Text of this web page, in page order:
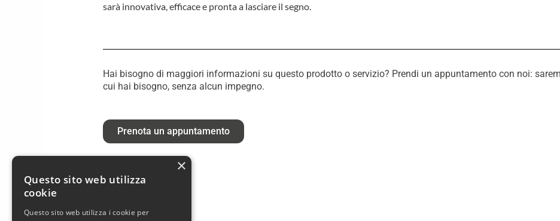
sarà innovativa, efficace e pronta a lasciare il segno.
Hai bisogno di maggiori informazioni su questo prodotto o servizio? Prendi un appuntamento con noi:
cui hai bisogno, senza alcun impegno.
Prenota un appuntamento
×
Questo sito web utilizza
cookie
Questo sito web utilizza i cookie per